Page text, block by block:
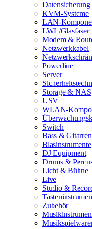
Datensicherung
KVM-Systeme
LAN-
LWL/Glasfaser
Modem &
Netzwerkkabel
Powerline
Server
Storage & NAS
USV
WLAN-
Switch
Bass & Gitarren
Blasinstrumente
DJ Equipment
Drums &
Licht & Bühne
Live
Studio &
Zubehör